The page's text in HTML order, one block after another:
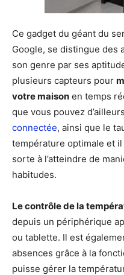
Ce gadget du géant du
Google, se distingue des
son genre par ses
plusieurs capteurs pour
votre maison en temps
que vous pouvez
connectée, ainsi que le
température optimale et
sorte à l’atteindre de
habitudes.
Le contrôle de la
depuis un périphérique
ou tablette. Il est
absences grâce à la
puisse gérer la